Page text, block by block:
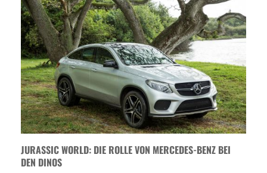
JURASSIC WORLD: DIE ROLLE VON MERCEDES-BENZ BEI
DEN DINOS